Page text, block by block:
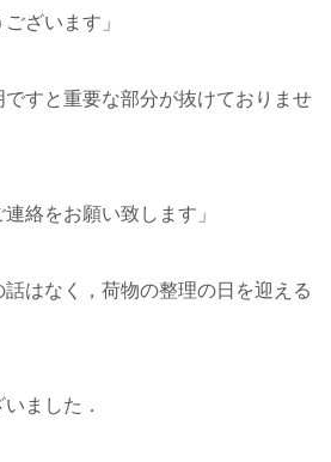
ざいます」
すと重要な部分が抜けておりませ
絡をお願い致します」
はなく，荷物の整理の日を迎える
ました．